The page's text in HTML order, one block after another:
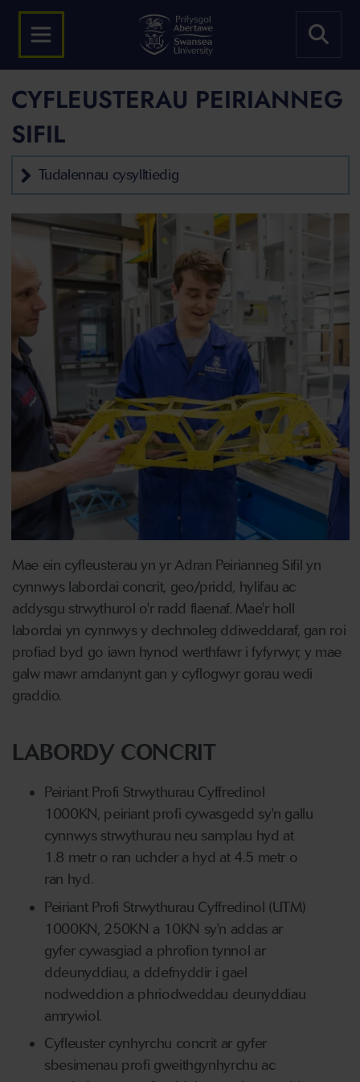
CYFLEUSTERAU PEIRIANNEG
SIFIL
Tudalennau cysylltiedig
Mae ein cyfleusterau yn yr Adran Peirianneg Sifil yn
cynnwys labordai concrit, geo/pridd, hylifau ac
addysgu strwythurol o'r radd flaenaf. Mae'r holl
labordai yn cynnwys y dechnoleg ddiweddaraf, gan roi
profiad byd go iawn hynod werthfawr i fyfyrwyr, y mae
galw mawr amdanynt gan y cyflogwyr gorau wedi
graddio.
LABORDY CONCRIT
Peiriant Profi Strwythurau Cyffredinol
1000KN, peiriant profi cywasgedd sy'n gallu
cynnwys strwythurau neu samplau hyd at
1.8 metr o ran uchder a hyd at 4.5 metr o
ran hyd.
Peiriant Profi Strwythurau Cyffredinol (UTM)
1000KN, 250KN a 10KN sy'n addas ar
gyfer cywasgiad a phrofion tynnol ar
ddeunyddiau, a ddefnyddir i gael
nodweddion a phriodweddau deunyddiau
amrywiol.
Cyfleuster cynhyrchu concrit ar gyfer
sbesimenau profi gweithgynhyrchu ac